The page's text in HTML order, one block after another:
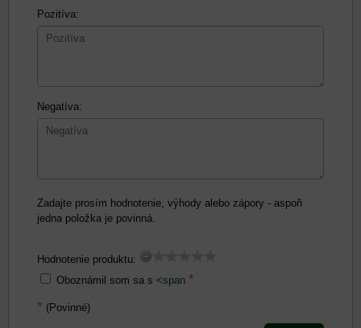
Pozitíva:
Negatíva:
Zadajte prosím hodnotenie, výhody alebo zápory - aspoň
jedna položka je povinná.
Hodnotenie produktu:
Oboznámil som sa s <span *
* (Povinné)